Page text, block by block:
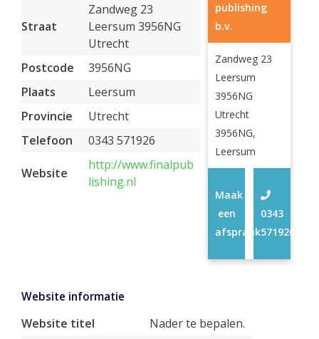
Straat
Zandweg 23
Leersum 3956NG
Utrecht
Postcode
3956NG
Plaats
Leersum
Provincie
Utrecht
Telefoon
0343 571926
Website
http://www.finalpub
lishing.nl
publishing
b.v.
Zandweg 23
Leersum
3956NG
Utrecht
3956NG,
Leersum
0343
571926
Maak
een
afspraak
Website informatie
Website titel
Nader te bepalen.